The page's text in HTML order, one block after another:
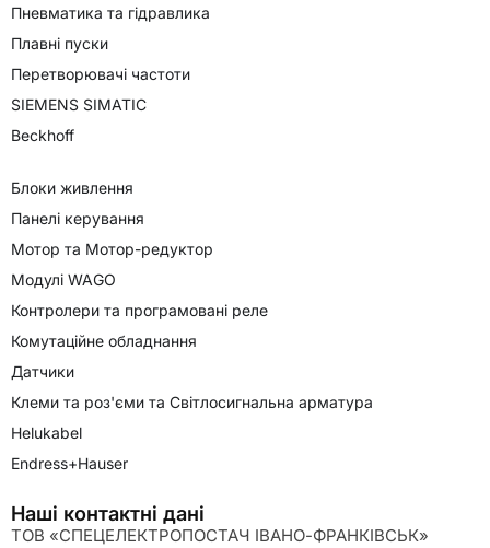
Пневматика та гідравлика
Плавні пуски
Перетворювачі частоти
SIEMENS SIMATIC
Beckhoff
Блоки живлення
Панелі керування
Мотор та Мотор-редуктор
Модулі WAGO
Контролери та програмовані реле
Комутаційне обладнання
Датчики
Клеми та роз'єми та Світлосигнальна арматура
Helukabel
Endress+Hauser
Наші контактні дані
ТОВ «СПЕЦЕЛЕКТРОПОСТАЧ ІВАНО-ФРАНКІВСЬК»